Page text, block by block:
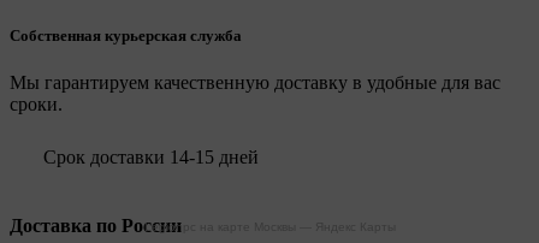
Собственная курьерская служба
Мы гарантируем качественную доставку в удобные для вас
сроки.
Срок доставки 14-15 дней
Доставка по РоссииLegionpc на карте Москвы — Яндекс Карты